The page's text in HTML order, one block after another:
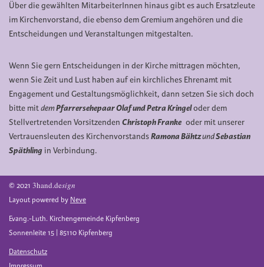
Über die gewählten MitarbeiterInnen hinaus gibt es auch Ersatzleute
im Kirchenvorstand, die ebenso dem Gremium angehören und die
Entscheidungen und Veranstaltungen mitgestalten.
Wenn Sie gern Entscheidungen in der Kirche mittragen möchten,
wenn Sie Zeit und Lust haben auf ein kirchliches Ehrenamt mit
Engagement und Gestaltungsmöglichkeit, dann setzen Sie sich doch
bitte mitdemPfarrersehepaar Olaf und Petra Kringeloder dem
Stellvertretenden Vorsitzenden Christoph Franke oder mit unserer
Vertrauensleuten des KirchenvorstandsRamona BähtzundSebastian
Späthling in Verbindung.
© 2021 3hand.design
Layout powered by Neve
Evang.-Luth. Kirchengemeinde Kipfenberg
Sonnenleite 15 | 85110 Kipfenberg
Datenschutz